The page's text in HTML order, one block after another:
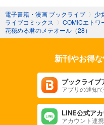
電子書籍・漫画 ブックライブ 〉 少
ライブコミックス 〉 COMICエトワ
花秘める君のメテオール（28）
新刊やお得
ブックライブ
アプリの通知
LINE公式ア
アカウント連